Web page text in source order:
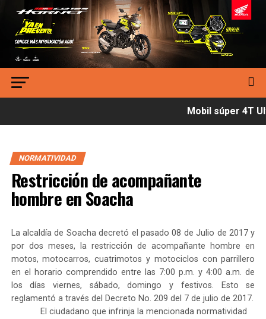
Mobil súper 4T
NORMATIVIDAD
Restricción de acompañante
hombre en Soacha
La alcaldía de Soacha decretó el pasado 08 de Julio de 2017 y
por dos meses, la restricción de acompañante hombre en
motos, motocarros, cuatrimotos y motociclos con parrillero
en el horario comprendido entre las 7:00 p.m. y 4:00 a.m. de
los días viernes, sábado, domingo y festivos. Esto se
reglamentó a través del Decreto No. 209 del 7 de julio de 2017.
El ciudadano que infrinja la mencionada normatividad